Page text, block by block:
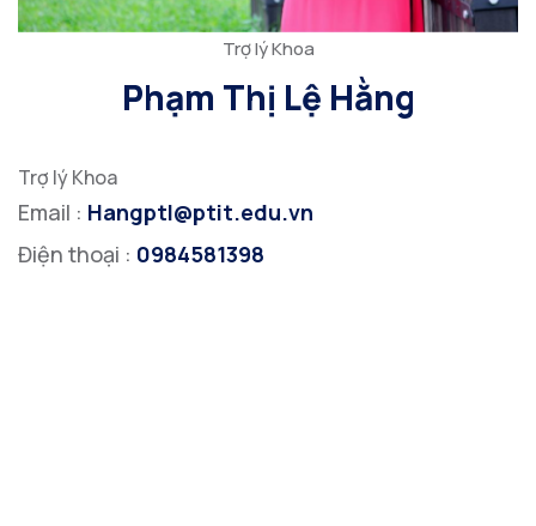
Trợ lý Khoa
Phạm Thị Lệ Hằng
Trợ lý Khoa
Email : Hangptl@ptit.edu.vn
Điện thoại : 0984581398